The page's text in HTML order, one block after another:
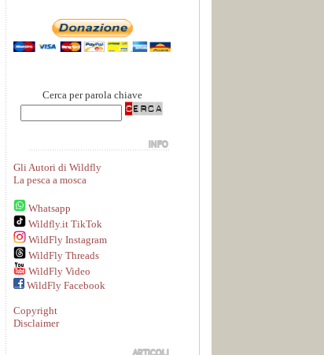
Cerca per parola chiave
Gli Autori di Wildfly
La pesca a mosca
Whatsapp
Wildfly.it TikTok
WildFly Instagram
WildFly Threads
WildFly Video
WildFly Facebook
Copyright
Disclaimer